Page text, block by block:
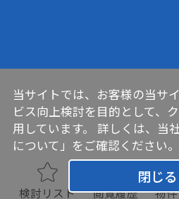
検討リスト 閲覧履歴 物
当サイトでは、お客様の当サ
ビス向上検討を目的として、
用しています。 詳しくは、当
について」 をご確認ください。
閉じる